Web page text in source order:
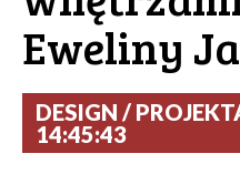
Eweliny
DESIGN /
14:45:43